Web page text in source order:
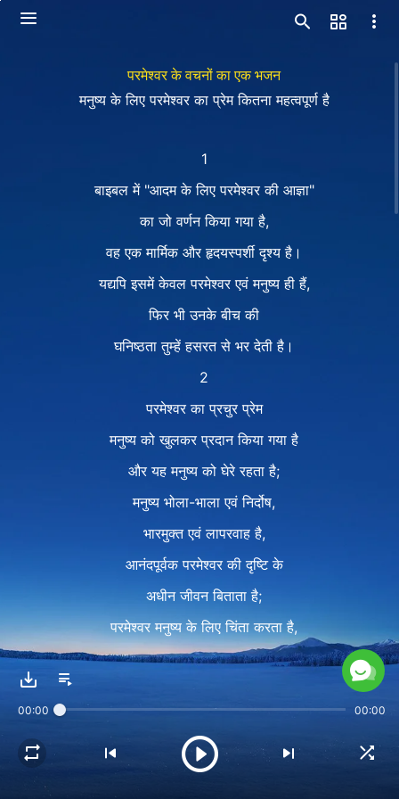
परमेश्वर के वचनों का एक भजन
मनुष्य के लिए परमेश्वर का प्रेम कितना महत्वपूर्ण है
1
बाइबल में "आदम के लिए परमेश्वर की आज्ञा"
का जो वर्णन किया गया है,
वह एक मार्मिक और हृदयस्पर्शी दृश्य है।
यद्यपि इसमें केवल परमेश्वर एवं मनुष्य ही हैं,
फिर भी उनके बीच की
घनिष्ठता तुम्हें हसरत से भर देती है।
2
परमेश्वर का प्रचुर प्रेम
मनुष्य को खुलकर प्रदान किया गया है
और यह मनुष्य को घेरे रहता है;
मनुष्य भोला-भाला एवं निर्दोष,
भारमुक्त एवं लापरवाह है,
आनंदपूर्वक परमेश्वर की दृष्टि के
अधीन जीवन बिताता है;
परमेश्वर मनुष्य के लिए चिंता करता है,
जबकि मनुष्य परमेश्वर की सुरक्षा
वह परमेश्वर से घनिष्ठता से जुड़ी है और अभिन्न है।
00:00 00:00